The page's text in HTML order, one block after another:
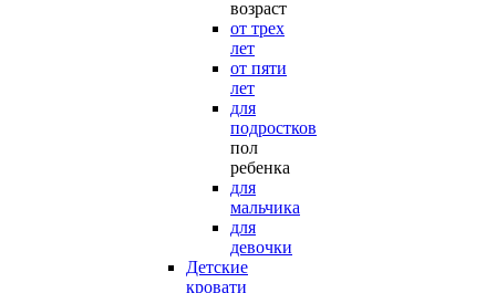
возраст
от трех
лет
от пяти
лет
для
подростков
пол
ребенка
для
мальчика
для
девочки
Детские
кровати